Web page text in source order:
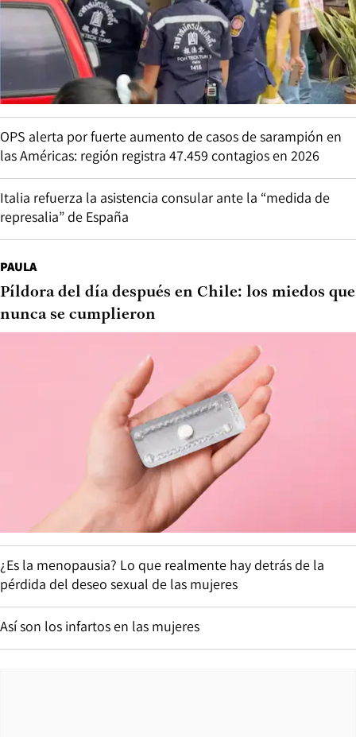
OPS alerta por fuerte aumento de casos de sarampión en
las Américas: región registra 47.459 contagios en 2026
Italia refuerza la asistencia consular ante la “medida de
represalia” de España
PAULA
Píldora del día después en Chile: los miedos que
nunca se cumplieron
¿Es la menopausia? Lo que realmente hay detrás de la
pérdida del deseo sexual de las mujeres
Así son los infartos en las mujeres